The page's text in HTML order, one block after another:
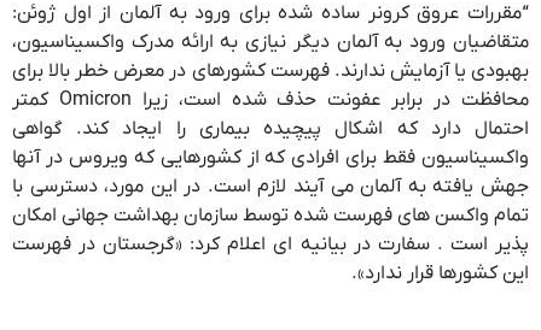
“مقررات عروق کرونر ساده شده برای ورود به آلمان از اول ژوئن:
متقاضیان ورود به آلمان دیگر نیازی به ارائه مدرک واکسیناسیون،
بهبودی یا آزمایش ندارند. فهرست کشورهای در معرض خطر بالا برای
محافظت در برابر عفونت حذف شده است، زیرا Omicron کمتر
احتمال دارد که اشکال پیچیده بیماری را ایجاد کند. گواهی
واکسیناسیون فقط برای افرادی که از کشورهایی که ویروس در آنها
جهش یافته به آلمان می آیند لازم است. در این مورد، دسترسی با
تمام واکسن های فهرست شده توسط سازمان بهداشت جهانی امکان
پذیر است . سفارت در بیانیه ای اعلام کرد: «گرجستان در فهرست
این کشورها قرار ندارد».